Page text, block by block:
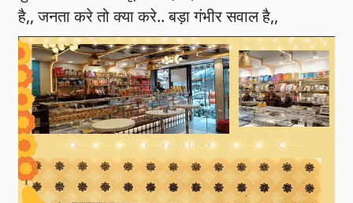
है,, जनता करे तो क्या करे.. बड़ा गंभीर सवाल है,,